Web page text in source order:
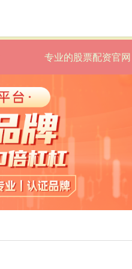
专业的股票配资官网